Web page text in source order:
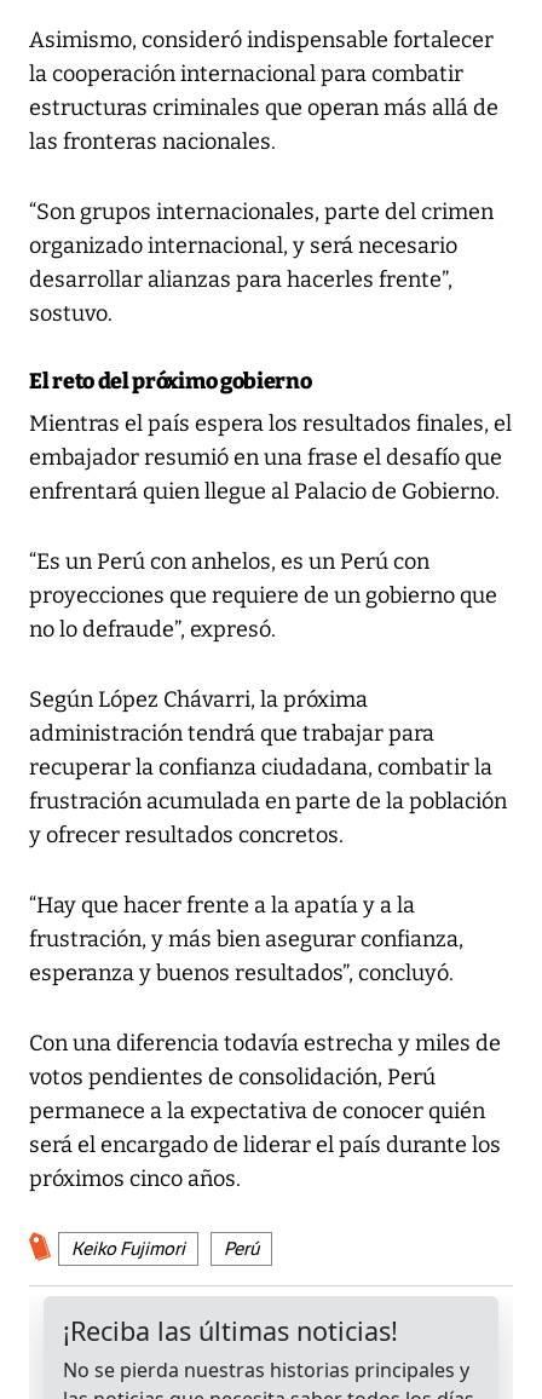
Asimismo, consideró indispensable fortalecer
la cooperación internacional para combatir
estructuras criminales que operan más allá de
las fronteras nacionales.
“Son grupos internacionales, parte del crimen
organizado internacional, y será necesario
desarrollar alianzas para hacerles frente”,
sostuvo.
El reto del próximo gobierno
Mientras el país espera los resultados finales, el
embajador resumió en una frase el desafío que
enfrentará quien llegue al Palacio de Gobierno.
“Es un Perú con anhelos, es un Perú con
proyecciones que requiere de un gobierno que
no lo defraude”, expresó.
Según López Chávarri, la próxima
administración tendrá que trabajar para
recuperar la confianza ciudadana, combatir la
frustración acumulada en parte de la población
y ofrecer resultados concretos.
“Hay que hacer frente a la apatía y a la
frustración, y más bien asegurar confianza,
esperanza y buenos resultados”, concluyó.
Con una diferencia todavía estrecha y miles de
votos pendientes de consolidación, Perú
permanece a la expectativa de conocer quién
será el encargado de liderar el país durante los
próximos cinco años.
Keiko Fujimori Perú